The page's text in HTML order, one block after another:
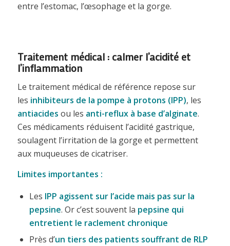
entre l’estomac, l’œsophage et la gorge.
Traitement médical : calmer l’acidité et
l’inflammation
Le traitement médical de référence repose sur
les inhibiteurs de la pompe à protons (IPP), les
antiacides ou les anti-reflux à base d’alginate.
Ces médicaments réduisent l’acidité gastrique,
soulagent l’irritation de la gorge et permettent
aux muqueuses de cicatriser.
Limites importantes :
Les IPP agissent sur l’acide mais pas sur la
pepsine. Or c’est souvent la pepsine qui
entretient le raclement chronique
Près d’un tiers des patients souffrant de RLP